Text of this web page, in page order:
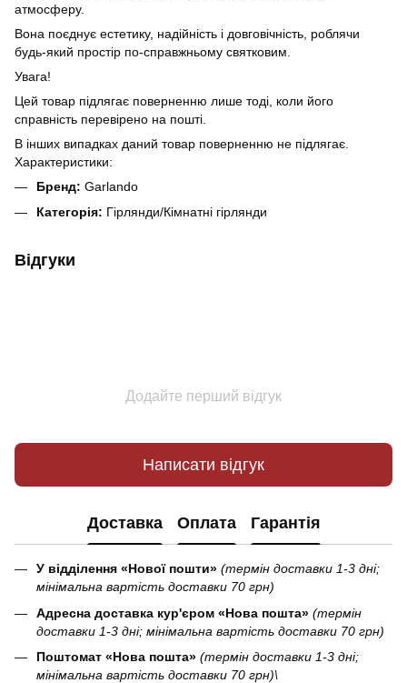
атмосферу.
Вона поєднує естетику, надійність і довговічність, роблячи
будь-який простір по-справжньому святковим.
Увага!
Цей товар підлягає поверненню лише тоді, коли його
справність перевірено на пошті.
В інших випадках даний товар поверненню не підлягає.
Характеристики:
Бренд: Garlando
Категорія: Гірлянди/Кімнатні гірлянди
Відгуки
Додайте перший відгук
Написати відгук
Доставка Оплата Гарантія
У відділення «Нової пошти» (термін доставки 1-3 дні;
мінімальна вартість доставки 70 грн)
Адресна доставка кур'єром «Нова пошта» (термін
доставки 1-3 дні; мінімальна вартість доставки 70 грн)
Поштомат «Нова пошта» (термін доставки 1-3 дні;
мінімальна вартість доставки 70 грн)\